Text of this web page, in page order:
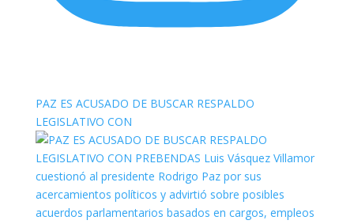
PAZ ES ACUSADO DE BUSCAR RESPALDO
LEGISLATIVO CON